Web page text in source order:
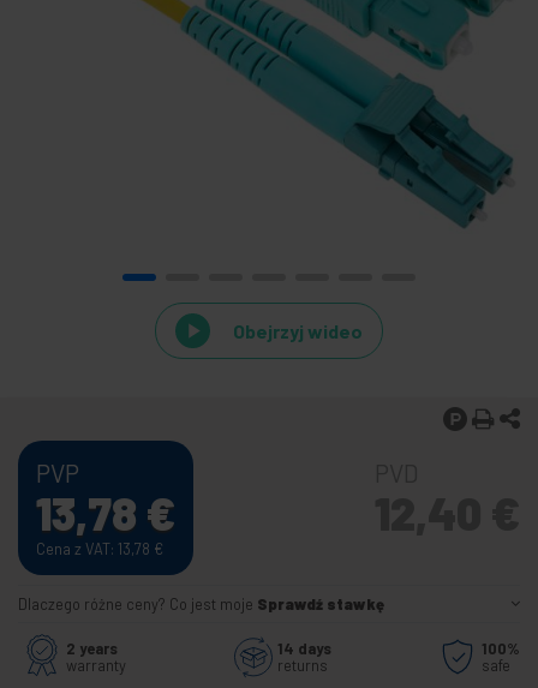
Obejrzyj wideo
PVP
13,78 €
Cena z VAT: 13,78 €
Dlaczego różne ceny? Co jest moje Sprawdź stawkę
2 years
warranty
14 days
returns
100%
safe